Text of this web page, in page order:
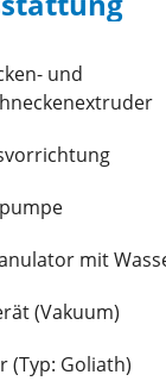
und
mit
(Vakuum)
(Typ: Goliath)